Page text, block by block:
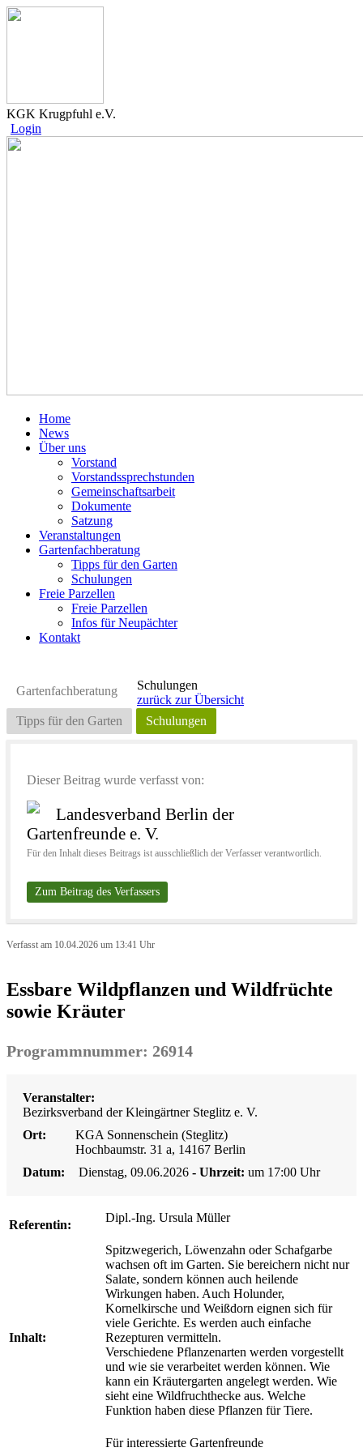
KGK Krugpfuhl e.V.
Login
Home
News
Über uns
Vorstand
Vorstandssprechstunden
Gemeinschaftsarbeit
Dokumente
Satzung
Veranstaltungen
Gartenfachberatung
Tipps für den Garten
Schulungen
Freie Parzellen
Freie Parzellen
Infos für Neupächter
Kontakt
Gartenfachberatung
Tipps für den Garten Schulungen
Schulungen
zurück zur Übersicht
Dieser Beitrag wurde verfasst von:
Landesverband Berlin der
Gartenfreunde e. V.
Für den Inhalt dieses Beitrags ist ausschließlich der Verfasser verantwortlich.
Zum Beitrag des Verfassers
Verfasst am 10.04.2026 um 13:41 Uhr
Essbare Wildpflanzen und Wildfrüchte
sowie Kräuter
Programmnummer: 26914
Veranstalter:
Bezirksverband der Kleingärtner Steglitz e. V.
Ort:
KGA Sonnenschein (Steglitz)
Hochbaumstr. 31 a, 14167 Berlin
Datum:
Dienstag, 09.06.2026 - Uhrzeit: um 17:00 Uhr
Referentin:
Dipl.-Ing. Ursula Müller
Inhalt:
Spitzwegerich, Löwenzahn oder Schafgarbe
wachsen oft im Garten. Sie bereichern nicht nur
Salate, sondern können auch heilende
Wirkungen haben. Auch Holunder,
Kornelkirsche und Weißdorn eignen sich für
viele Gerichte. Es werden auch einfache
Rezepturen vermitteln.
Verschiedene Pflanzenarten werden vorgestellt
und wie sie verarbeitet werden können. Wie
kann ein Kräutergarten angelegt werden. Wie
sieht eine Wildfruchthecke aus. Welche
Funktion haben diese Pflanzen für Tiere.
Für interessierte Gartenfreunde